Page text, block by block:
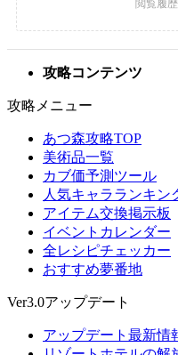
攻略コンテンツ
攻略メニュー
あつ森攻略TOP
美術品一覧
カブ価予測ツール
人気キャラランキン
アイテム交換掲示板
イベントカレンダー
全レシピチェッカー
おすすめ夢番地
Ver3.0アップデート
アップデート最新情